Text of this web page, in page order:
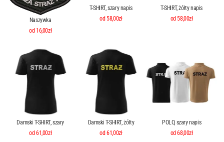
Naszywka
od 16,00zł
T-SHIRT, szary napis
od 58,00zł
T-SHIRT, żółty napis
od 58,00zł
Damski T-SHIRT, szary
od 61,00zł
Damski T-SHIRT, żółty
od 61,00zł
POLO, szary napis
od 68,00zł